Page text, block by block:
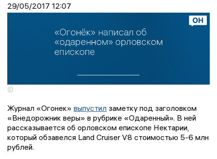
29/05/2017 12:07
©
Журнал «Огонек» выпустил заметку под заголовком
«Внедорожник веры» в рубрике «Одаренный». В ней
рассказывается об орловском епископе Нектарии,
который обзавелся Land Cruiser V8 стоимостью 5-6 млн
рублей.